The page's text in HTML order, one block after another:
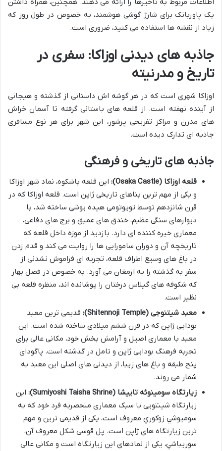
یک پاوربانک برای شارژ گوشی هوشمند، به خصوص در طول روز که
زیاد از نقشه ها استفاده می کنید، ضروری است.
جاذبه های دیدنی اوزاکا: سفری در
تاریخ و مدرنیته
اوزاکا شهری است که در هر گوشه اش داستانی از گذشته و هیجانی
از آینده نهفته است. از قلعه های باستانی گرفته تا آسمان خراش
های مدرن و مراکز تفریحی پرشور، این شهر برای هر نوع مسافری
جاذبه ای تدارک دیده است.
جاذبه های تاریخی و فرهنگی
قلعه اوزاکا (Osaka Castle):
این قلعه باشکوه، نماد شهر اوزاکا
و یکی از مهم ترین بناهای تاریخی ژاپن است. قلعه اوزاکا که در
قرن شانزدهم توسط تويوتومی هیده یوشی ساخته شد، با
دیوارهای سنگی عظیم، خندق های عمیق و برج های دفاعی،
معماری خیره کننده ای دارد. بازدید از موزه داخل قلعه که
تاریخچه آن و دوران سامورایی ها را روایت می کند و قدم زدن
در باغ های وسیع اطراف قلعه، تجربه ای فراموش نشدنی از
سفر به گذشته را به ارمغان می آورد. به خصوص در فصل بهار
که شکوفه های گیلاس درختان را پوشانده اند، منظره قلعه بی
نظیر است.
معبد شیتنوجی (Shitennoji Temple):
قدیمی ترین معبد
بودایی ژاپن که در قرن ششم میلادی ساخته شده است. این
معبد با معماری اصیل و آرامش بخش خود، مکانی عالی برای
تجربه فرهنگ بودایی ژاپن و تامل در گذشته است. پاگودای
پنج طبقه و باغ های زیبا، از دیدنی های اصلی این معبد به
شمار می روند.
زیارتگاه سومینوئه تاییشا (Sumiyoshi Taisha Shrine):
این
زیارتگاه شینتویی با سبک معماری منحصربه فرد خود که به
سوميوشي زوكوري معروف است، یکی از قدیمی ترین و مهم
ترین زیارتگاه های ژاپن است. پل قوسی شکل معروف آن،
سوريباشي، یکی از نمادهای این زیارتگاه است و مکانی عالی